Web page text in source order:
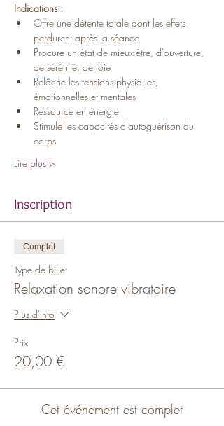
Indications :
Offre une détente totale dont les effets
perdurent après la séance
Procure un état de mieux-être, d'ouverture,
de sérénité, de joie
Relâche les tensions physiques,
émotionnelles et mentales
Ressource en énergie
Stimule les capacités d'autoguérison du
corps
Lire plus >
Inscription
Complet
Type de billet
Relaxation sonore vibratoire
Plus d'info
Prix
20,00 €
Cet événement est complet